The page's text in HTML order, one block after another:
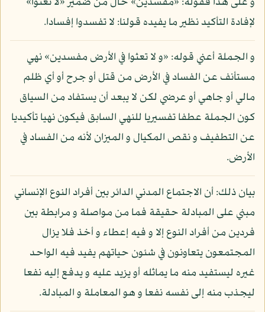
لإفادة التأكيد نظير ما يفيده قولنا: لا تفسدوا إفسادا.
و الجملة أعني قوله: «و لا تعثوا في الأرض مفسدين» نهي
مستأنف عن الفساد في الأرض من قتل أو جرح أو أي ظلم
مالي أو جاهي أو عرضي لكن لا يبعد أن يستفاد من السياق
كون الجملة عطفا تفسيريا للنهي السابق فيكون نهيا تأكيديا
عن التطفيف و نقص المكيال و الميزان لأنه من الفساد في
الأرض.
بيان ذلك: أن الاجتماع المدني الدائر بين أفراد النوع الإنساني
مبني على المبادلة حقيقة فما من مواصلة و مرابطة بين
فردين من أفراد النوع إلا و فيه إعطاء و أخذ فلا يزال
المجتمعون يتعاونون في شئون حياتهم يفيد فيه الواحد
غيره ليستفيد منه ما يماثله أو يزيد عليه و يدفع إليه نفعا
ليجذب منه إلى نفسه نفعا و هو المعاملة و المبادلة.